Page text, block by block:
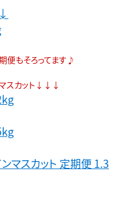
便もそろってます♪
スカット↓↓↓
マスカット 定期便 1.3